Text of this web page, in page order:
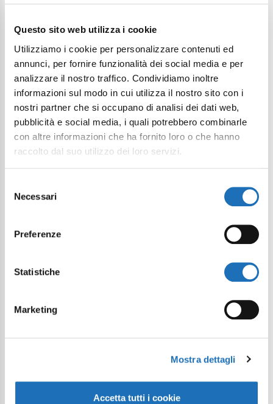
Questo sito web utilizza i cookie
Utilizziamo i cookie per personalizzare contenuti ed
annunci, per fornire funzionalità dei social media e per
analizzare il nostro traffico. Condividiamo inoltre
informazioni sul modo in cui utilizza il nostro sito con i
nostri partner che si occupano di analisi dei dati web,
pubblicità e social media, i quali potrebbero combinarle
con altre informazioni che ha fornito loro o che hanno
raccolto dal suo utilizzo dei loro servizi.
delNecessari
Preferenze
Statistiche
Marketing
Mostra dettagli
Accetta tutti i cookie
Your digital journey inside Cesenatico